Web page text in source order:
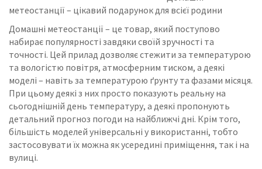
метеостанції – цікавий подарунок для всієї родини
Домашні метеостанції – це товар, який поступово
набирає популярності завдяки своїй зручності та
точності. Цей прилад дозволяє стежити за температурою
та вологістю повітря, атмосферним тиском, а деякі
моделі – навіть за температурою ґрунту та фазами місяця.
При цьому деякі з них просто показують реальну на
сьогоднішній день температуру, а деякі пропонують
детальний прогноз погоди на найближчі дні. Крім того,
більшість моделей універсальні у використанні, тобто
застосовувати їх можна як усередині приміщення, так і на
вулиці.